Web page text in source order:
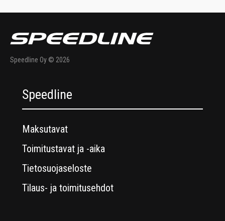
Speedline Oy © 2026
Speedline
Maksutavat
Toimitustavat ja -aika
Tietosuojaseloste
Tilaus- ja toimitusehdot